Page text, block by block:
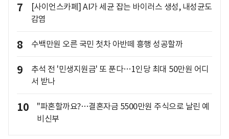
7
[사이언스카페] AI가 세균 잡는 바이러스 생성, 내성균도
감염
8 수백만원 오른 국민 첫차 아반떼 흥행 성공할까
9
추석 전 '민생지원금' 또 푼다…1인당 최대 50만원 어디
서 받나
10
"파혼할까요?…결혼자금 5500만원 주식으로 날린 예
비신부